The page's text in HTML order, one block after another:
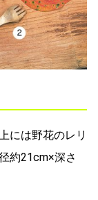
には野花のレリ
約21cm×深さ